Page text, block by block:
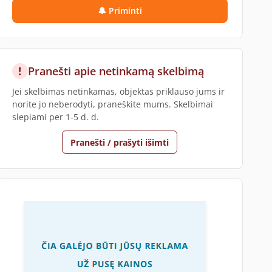
🔔 Priminti
! Pranešti apie netinkamą skelbimą
Jei skelbimas netinkamas, objektas priklauso jums ir
norite jo neberodyti, praneškite mums. Skelbimai
slepiami per 1-5 d. d.
Pranešti / prašyti išimti